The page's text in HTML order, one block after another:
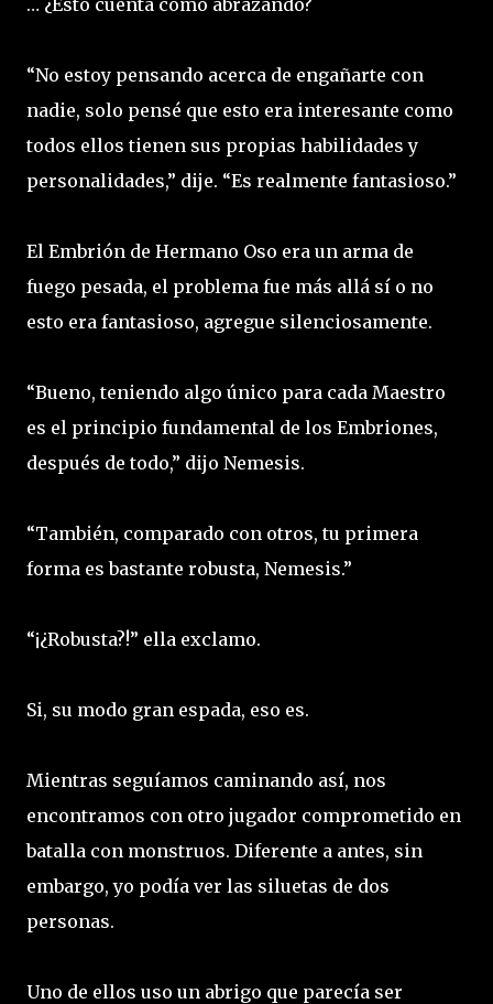
… ¿Esto cuenta cómo abrazando?
“No estoy pensando acerca de engañarte con
nadie, solo pensé que esto era interesante como
todos ellos tienen sus propias habilidades y
personalidades,” dije. “Es realmente fantasioso.”
El Embrión de Hermano Oso era un arma de
fuego pesada, el problema fue más allá sí o no
esto era fantasioso, agregue silenciosamente.
“Bueno, teniendo algo único para cada Maestro
es el principio fundamental de los Embriones,
después de todo,” dijo Nemesis.
“También, comparado con otros, tu primera
forma es bastante robusta, Nemesis.”
“¡¿Robusta?!” ella exclamo.
Si, su modo gran espada, eso es.
Mientras seguíamos caminando así, nos
encontramos con otro jugador comprometido en
batalla con monstruos. Diferente a antes, sin
embargo, yo podía ver las siluetas de dos
personas.
Uno de ellos uso un abrigo que parecía ser